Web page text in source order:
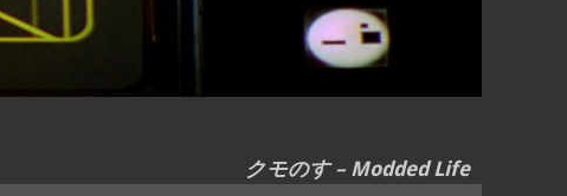
クモのす – Modded Life